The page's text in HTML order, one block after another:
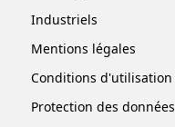
Industriels
Mentions légales
Conditions d'utilisation
Protection des données